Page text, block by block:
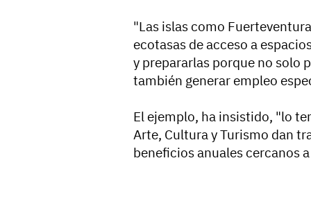
"Las islas como
ecotasas de acceso a
y prepararlas porque no solo
también generar empleo
El ejemplo, ha insistido, "lo
Arte, Cultura y Turismo dan
beneficios anuales cercanos